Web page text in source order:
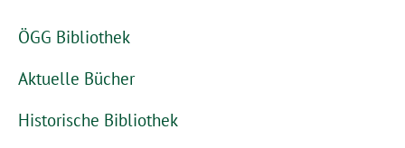
ÖGG Bibliothek
Aktuelle Bücher
Historische Bibliothek